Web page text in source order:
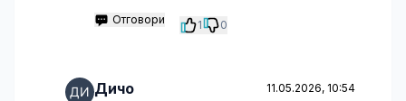
Отговори 1 0
Дичо 11.05.2026, 10:54